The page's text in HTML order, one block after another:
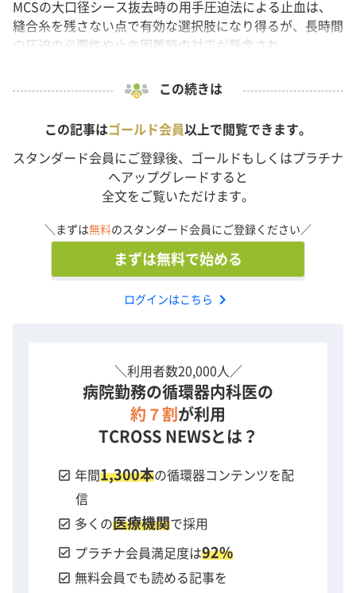
MCSの大口径シース抜去時の用手圧迫法による止血は、
縫合糸を残さない点で有効な選択肢になり得るが、長時間
の圧迫の必要性や止血困難時の対応が懸念され...
この続きは
この記事はゴールド会員以上で閲覧できます。
スタンダード会員にご登録後、ゴールドもしくはプラチナ
へアップグレードすると
全文をご覧いただけます。
＼まずは無料のスタンダード会員にご登録ください／
まずは無料で始める
ログインはこちら chevron_right
＼利用者数20,000人／
病院勤務の循環器内科医の
約７割 が利用
TCROSS NEWSとは？
check_box 年間1,300本の循環器コンテンツを配
信
check_box 多くの医療機関で採用
check_box プラチナ会員満足度は92%
check_box 無料会員でも読める記事を